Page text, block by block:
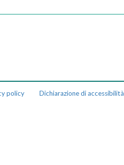
policy Dichiarazione di accessibilità